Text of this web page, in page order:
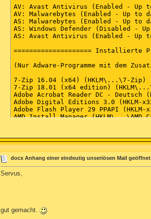
docx Anhang einer eindeutig unseriösen Mail geöffnet
Servus,
gut gemacht.